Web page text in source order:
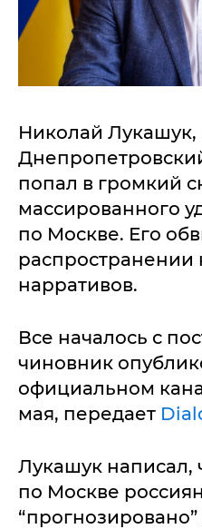
Николай
попал в громкий
массированного
по Москве. Его
распространении
нарративов.
Все началось с
чиновник
официальном
мая, передает
Лукашук написал,
по Москве